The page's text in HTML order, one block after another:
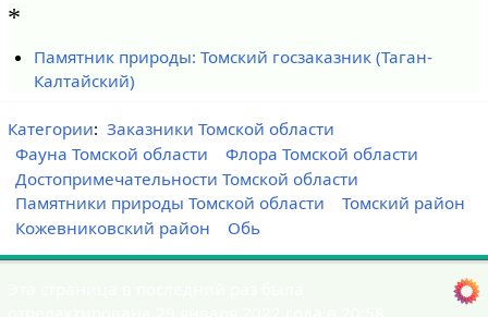
*
Памятник природы: Томский госзаказник (Таган-
Калтайский)
Категории: Заказники Томской области
Фауна Томской области
Флора Томской области
Достопримечательности Томской области
Памятники природы Томской области
Томский район
Кожевниковский район
Обь